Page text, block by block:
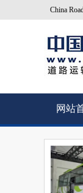
China
网站